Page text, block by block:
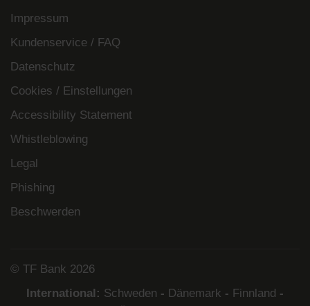
Impressum
Kundenservice / FAQ
Datenschutz
Cookies / Einstellungen
Accessibility Statement
Whistleblowing
Legal
Phishing
Beschwerden
© TF Bank 2026
International: Schweden - Dänemark - Finnland -